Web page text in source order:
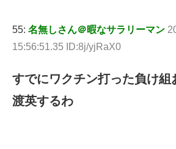
55: 名無しさん＠暇なサラリーマン
15:56:51.35 ID:8j/yjRaX0
すでにワクチン打った負け組
渡英するわ